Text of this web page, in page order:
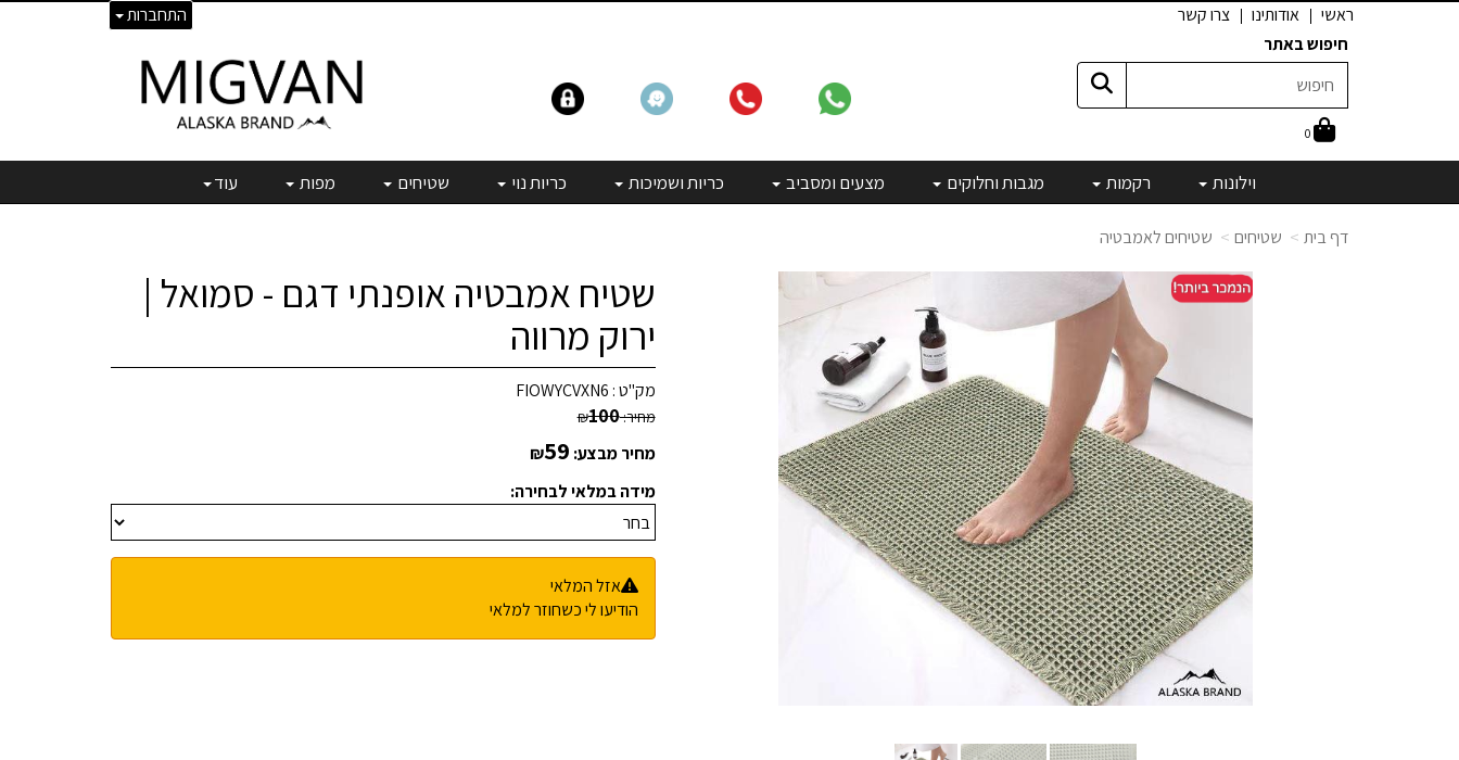
התחברות ראשי אודותינו
צרו קשר
חיפוש באתר
0
וילונות רקמות מגבות וחלוקים מצעים ומסביב כריות ושמיכות כריות נוי שטיחים מפות עוד
דף בית שטיחים שטיחים לאמבטיה
שטיח אמבטיה אופנתי דגם - סמואל |
ירוק מרווה
מק"ט : FIOWYCVXN6
מחיר: ₪100
מחיר מבצע: ₪59
מידה במלאי לבחירה:
אזל המלאי
הודיעו לי כשחוזר למלאי